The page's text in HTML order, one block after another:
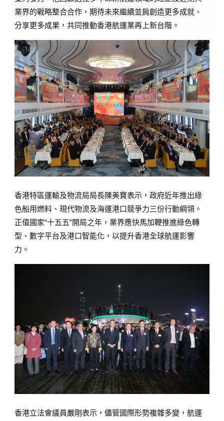
業界的戰略整合合作，期待未來繼續並肩創造更多成就、
分享更多成果，共同推動香港航運業再上新台階。
香港特區運輸及物流局局長陳美寶表示，政府近年推出綠
色船用燃料、現代物流及海運港口競爭力三份行動綱領。
正值國家“十五五”開局之年，業界應快馬加鞭推進綠色轉
型、數字平台及港口智能化，以提升香港全球航運影響
力。
香港立法會議員嚴剛表示，儘管國際形勢複雜多變，航運